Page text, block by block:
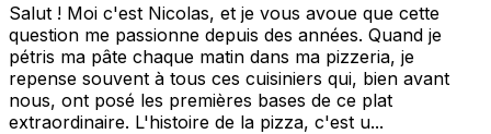
Salut ! Moi c'est Nicolas, et je vous avoue que cette
question me passionne depuis des années. Quand je
pétris ma pâte chaque matin dans ma pizzeria, je
repense souvent à tous ces cuisiniers qui, bien avant
nous, ont posé les premières bases de ce plat
extraordinaire. L'histoire de la pizza, c'est u...